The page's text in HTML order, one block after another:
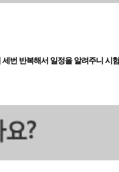
번 반복해서 일정을 알려주니